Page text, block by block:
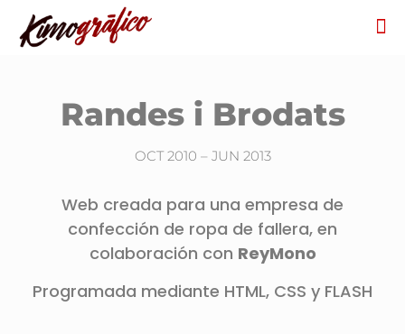
Randes i Brodats
OCT 2010 – JUN 2013
Web creada para una empresa de
confección de ropa de fallera, en
colaboración con ReyMono
Programada mediante HTML, CSS y FLASH